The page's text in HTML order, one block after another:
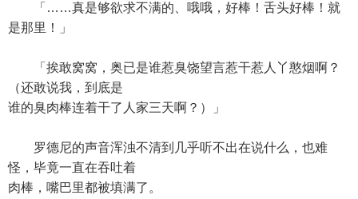
「……真是够欲求不满的、哦哦，好棒！舌头好棒！就
是那里！」
「挨敢窝窝，奥已是谁惹臭饶望言惹干惹人丫憨烟啊？
（还敢说我，到底是
谁的臭肉棒连着干了人家三天啊？）」
罗德尼的声音浑浊不清到几乎听不出在说什么，也难
怪，毕竟一直在吞吐着
肉棒，嘴巴里都被填满了。